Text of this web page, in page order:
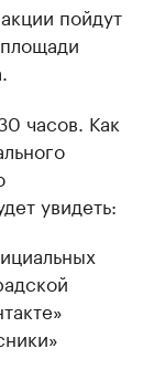
пойдут
часов. Как
увидеть: